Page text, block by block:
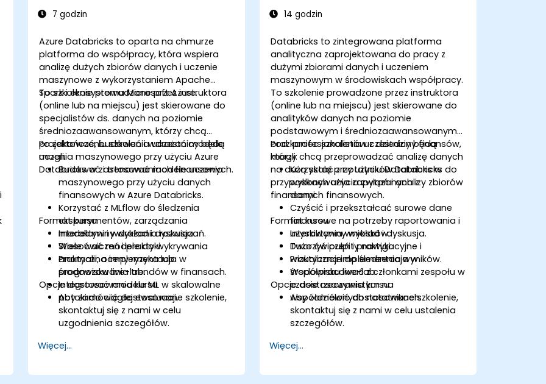
7 godzin
Azure Databricks to oparta na chmurze
platforma do współpracy, która wspiera
analizę dużych zbiorów danych i uczenie
maszynowe z wykorzystaniem Apache
Spark i ekosystemu Microsoft Azure.
To szkolenie prowadzone przez instruktora
(online lub na miejscu) jest skierowane do
specjalistów ds. danych na poziomie
średniozaawansowanym, którzy chcą
projektować, budować i wdrażać modele
uczenia maszynowego przy użyciu Azure
Databricks w zastosowaniach finansowych.
Po zakończeniu szkolenia uczestnicy będą
mogli:
Budować i trenować modele uczenia
maszynowego przy użyciu danych
finansowych w Azure Databricks.
Korzystać z MLflow do śledzenia
eksperymentów, zarządzania
modelami i wdrażania rozwiązań.
Stosować modele do wykrywania
anomalii, oceny ryzyka lub
prognozowania trendów w finansach.
Integrować modele ML w skalowalne
potoki do ciągłej ewaluacji.
Format kursu
Interaktywny wykład i dyskusja.
Wiele ćwiczeń i praktyki.
Praktyczna implementacja w
środowisku live-lab.
Opcje dostosowania kursu
Aby zamówić dostosowane szkolenie,
skontaktuj się z nami w celu
uzgodnienia szczegółów.
Więcej...
14 godzin
Databricks to zintegrowana platforma
analityczna zaprojektowana do pracy z
dużymi zbiorami danych i uczeniem
maszynowym w środowiskach współpracy.
To szkolenie prowadzone przez instruktora
(online lub na miejscu) jest skierowane do
analityków danych na poziomie
podstawowym i średniozaawansowanym
oraz profesjonalistów z dziedziny finansów,
którzy chcą przeprowadzać analizę danych
na dużą skalę przy użyciu Databricks w
przypadkach użycia związanych z
finansami.
Pod koniec szkolenia uczestnicy będą
mogli:
Korzystać z notatników Databricks do
wykonywania zapytań i analizy zbiorów
danych finansowych.
Czyścić i przekształcać surowe dane
finansowe na potrzeby raportowania i
uzyskiwania wniosków.
Tworzyć pulpity nawigacyjne i
wizualizacje do śledzenia wyników.
Współpracować z członkami zespołu w
czasie rzeczywistym na
współdzielonych notatnikach.
Format kursu
Interaktywny wykład i dyskusja.
Dużo ćwiczeń i praktyki.
Praktyczna implementacja w
środowisku live-lab.
Opcje dostosowania kursu
Aby zamówić dostosowane szkolenie,
skontaktuj się z nami w celu ustalenia
szczegółów.
Więcej...